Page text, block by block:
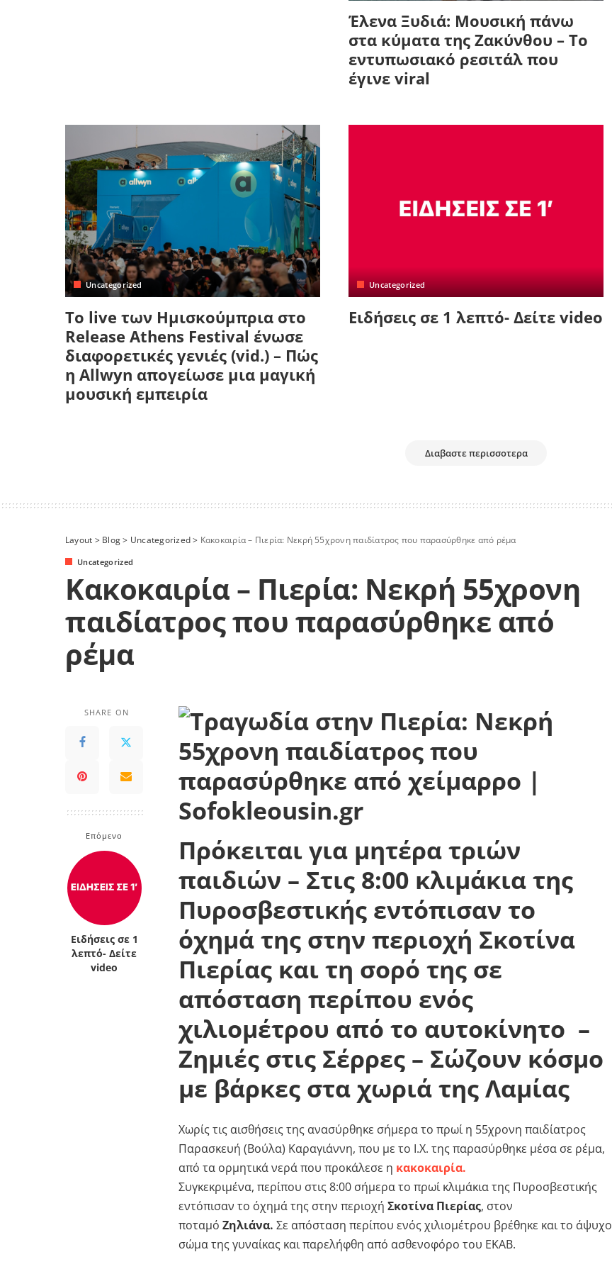
Έλενα Ξυδιά: Μουσική πάνω
στα κύματα της Ζακύνθου – Το
εντυπωσιακό ρεσιτάλ που
έγινε viral
Uncategorized
Το live των Ημισκούμπρια στο
Release Athens Festival ένωσε
διαφορετικές γενιές (vid.) – Πώς
η Allwyn απογείωσε μια μαγική
μουσική εμπειρία
Uncategorized
Ειδήσεις σε 1 λεπτό- Δείτε video
Διαβαστε περισσοτερα
Layout > Blog> Uncategorized> Κακοκαιρία – Πιερία: Νεκρή 55χρονη παιδίατρος που παρασύρθηκε από ρέμα
Uncategorized
Κακοκαιρία – Πιερία: Νεκρή 55χρονη
παιδίατρος που παρασύρθηκε από
ρέμα
SHARE ON
Επόμενο
Ειδήσεις σε 1
λεπτό- Δείτε
video
Πρόκειται για μητέρα τριών
παιδιών – Στις 8:00 κλιμάκια της
Πυροσβεστικής εντόπισαν το
όχημά της στην περιοχή Σκοτίνα
Πιερίας και τη σορό της σε
απόσταση περίπου ενός
χιλιομέτρου από το αυτοκίνητο –
Ζημιές στις Σέρρες – Σώζουν κόσμο
με βάρκες στα χωριά της Λαμίας
Χωρίς τις αισθήσεις της ανασύρθηκε σήμερα το πρωί η 55χρονη παιδίατρος
Παρασκευή (Βούλα) Καραγιάννη, που με το Ι.Χ. της παρασύρθηκε μέσα σε ρέμα,
από τα ορμητικά νερά που προκάλεσε η κακοκαιρία.
Συγκεκριμένα, περίπου στις 8:00 σήμερα το πρωί κλιμάκια της Πυροσβεστικής
εντόπισαν το όχημά της στην περιοχή Σκοτίνα Πιερίας, στον
ποταμό Ζηλιάνα. Σε απόσταση περίπου ενός χιλιομέτρου βρέθηκε και το άψυχο
σώμα της γυναίκας και παρελήφθη από ασθενοφόρο του ΕΚΑΒ.